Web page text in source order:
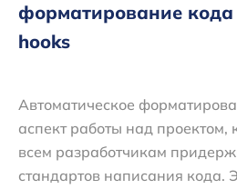
форматирование
hooks
Автоматическое
аспект работы над проектом,
всем разработчикам
стандартов написания кода.